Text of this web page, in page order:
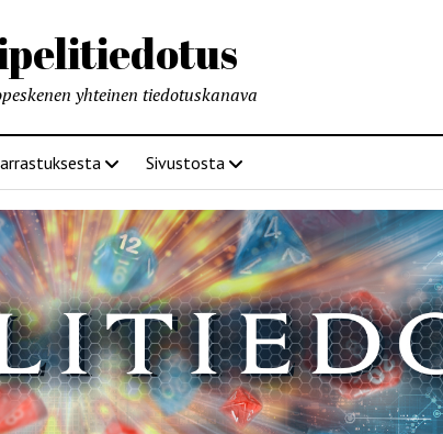
yhteinen tiedotuskanava
Sivustosta